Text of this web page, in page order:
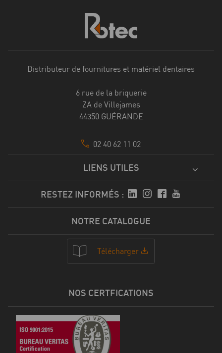
Distributeur de fournitures et matériel dentaires
6 rue de la briquerie
ZA de Villejames
44350 GUÉRANDE
02 40 62 11 02
LIENS UTILES
RESTEZ INFORMÉS :
NOTRE CATALOGUE
Télécharger
NOS CERTFICATIONS